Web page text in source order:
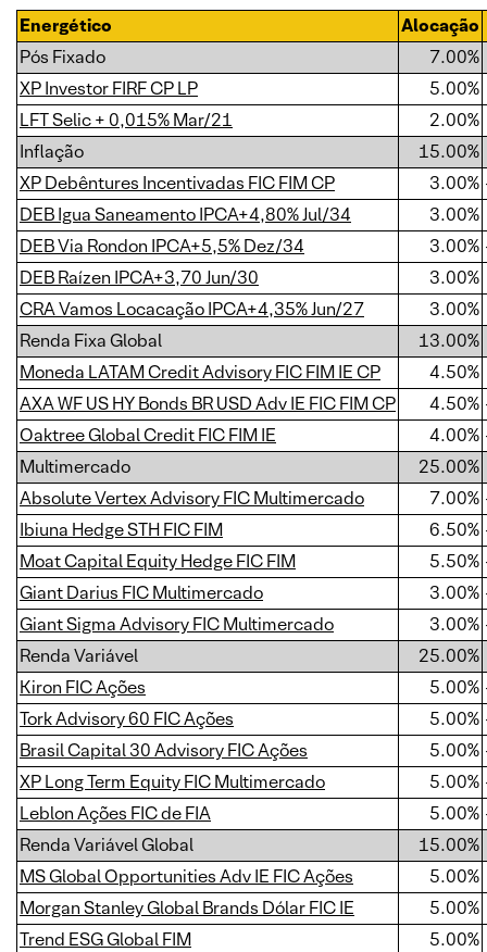
Energético
Alocação
Pós Fixado
7.00%
XP Investor FIRF CP LP
5.00%
LFT Selic + 0,015% Mar/21
2.00%
Inflação
15.00%
XP Debêntures Incentivadas FIC FIM CP
3.00%
DEB Igua Saneamento IPCA+4,80% Jul/34
3.00%
DEB Via Rondon IPCA+5,5% Dez/34
3.00%
DEB Raízen IPCA+3,70 Jun/30
3.00%
CRA Vamos Locacação IPCA+4,35% Jun/27
3.00%
Renda Fixa Global
13.00%
Moneda LATAM Credit Advisory FIC FIM IE CP
4.50%
AXA WF US HY Bonds BR USD Adv IE FIC FIM CP
4.50%
Oaktree Global Credit FIC FIM IE
4.00%
Multimercado
25.00%
Absolute Vertex Advisory FIC Multimercado
7.00%
Ibiuna Hedge STH FIC FIM
6.50%
Moat Capital Equity Hedge FIC FIM
5.50%
Giant Darius FIC Multimercado
3.00%
Giant Sigma Advisory FIC Multimercado
3.00%
Renda Variável
25.00%
Kiron FIC Ações
5.00%
Tork Advisory 60 FIC Ações
5.00%
Brasil Capital 30 Advisory FIC Ações
5.00%
XP Long Term Equity FIC Multimercado
5.00%
Leblon Ações FIC de FIA
5.00%
Renda Variável Global
15.00%
MS Global Opportunities Adv IE FIC Ações
5.00%
Morgan Stanley Global Brands Dólar FIC IE
5.00%
Trend ESG Global FIM
5.00%